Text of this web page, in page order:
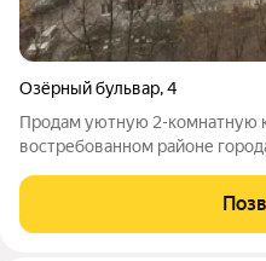
Озёрный бульвар,4
Продам уютную 2-комнатную
востребованном районе
тёплый и с хорошей
на солнечной стороне, всегда